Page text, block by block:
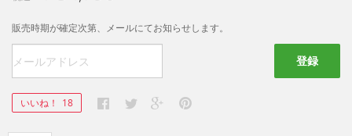
販売時期が確定次第、メールにてお知らせします。
登録
いいね！ 18